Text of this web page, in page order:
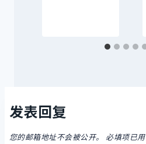
发表回复
您的邮箱地址不会被公开。 必填项已用